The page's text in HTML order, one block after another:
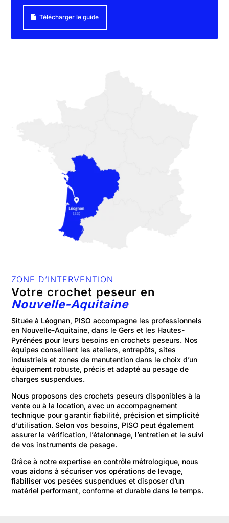
Télécharger le guide
ZONE D’INTERVENTION
Votre crochet peseur en
Nouvelle-Aquitaine
Située à Léognan, PISO accompagne les professionnels
en Nouvelle-Aquitaine, dans le Gers et les Hautes-
Pyrénées pour leurs besoins en crochets peseurs. Nos
équipes conseillent les ateliers, entrepôts, sites
industriels et zones de manutention dans le choix d’un
équipement robuste, précis et adapté au pesage de
charges suspendues.
Nous proposons des crochets peseurs disponibles à la
vente ou à la location, avec un accompagnement
technique pour garantir fiabilité, précision et simplicité
d’utilisation. Selon vos besoins, PISO peut également
assurer la vérification, l’étalonnage, l’entretien et le suivi
de vos instruments de pesage.
Grâce à notre expertise en contrôle métrologique, nous
vous aidons à sécuriser vos opérations de levage,
fiabiliser vos pesées suspendues et disposer d’un
matériel performant, conforme et durable dans le temps.